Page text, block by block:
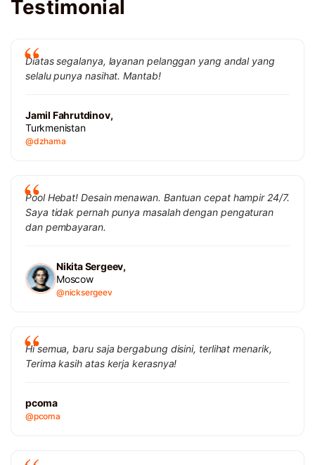
Testimonial
Diatas segalanya, layanan pelanggan yang andal yang
selalu punya nasihat. Mantab!
Jamil Fahrutdinov,
Turkmenistan
@dzhama
Pool Hebat! Desain menawan. Bantuan cepat hampir 24/7.
Saya tidak pernah punya masalah dengan pengaturan
dan pembayaran.
Nikita Sergeev,
Moscow
@nicksergeev
Hi semua, baru saja bergabung disini, terlihat menarik,
Terima kasih atas kerja kerasnya!
pcoma
@pcoma